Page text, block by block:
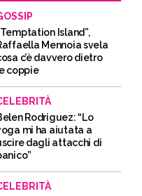
Island”,
Mennoia svela
c’è davvero dietro
coppie
Rodriguez: “Lo
mi ha aiutata a
dagli attacchi di